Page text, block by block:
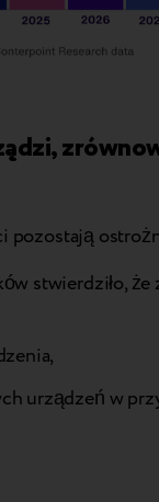
pozostają
stwierdziło, że
urządzeń w